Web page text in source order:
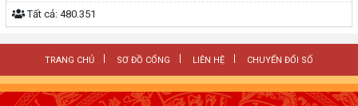
Tất cả: 480.351
TRANG CHỦ SƠ ĐỒ CỔNG LIÊN HỆ CHUYỂN ĐỔI SỐ